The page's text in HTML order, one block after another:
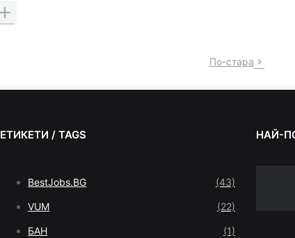
По-стара
ЕТИКЕТИ / TAGS
BestJobs.BG (43)
VUM (22)
БАН (1)
НАЙ-